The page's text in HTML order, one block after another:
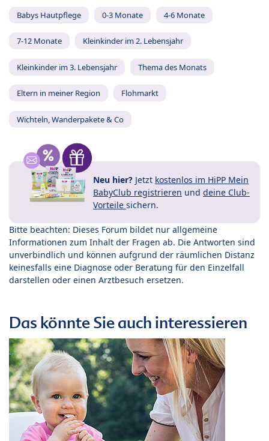
Babys Hautpflege 0-3 Monate 4-6 Monate
7-12 Monate Kleinkinder im 2. Lebensjahr
Kleinkinder im 3. Lebensjahr Thema des Monats
Eltern in meiner Region Flohmarkt
Wichteln, Wanderpakete & Co
Neu hier? Jetzt kostenlos im HiPP Mein
BabyClub registrieren und deine Club-
Vorteile sichern.
Bitte beachten: Dieses Forum bildet nur allgemeine
Informationen zum Inhalt der Fragen ab. Die Antworten sind
unverbindlich und können aufgrund der räumlichen Distanz
keinesfalls eine Diagnose oder Beratung für den Einzelfall
darstellen oder einen Arztbesuch ersetzen.
Das könnte Sie auch interessieren